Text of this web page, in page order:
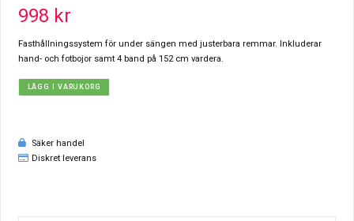
998 kr
Fasthållningssystem för under sängen med justerbara remmar. Inkluderar
hand- och fotbojor samt 4 band på 152 cm vardera.
LÄGG I VARUKORG
Säker handel
Diskret leverans